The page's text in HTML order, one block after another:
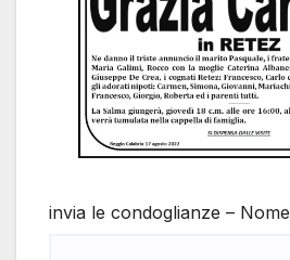
invia le condoglianze – Nome